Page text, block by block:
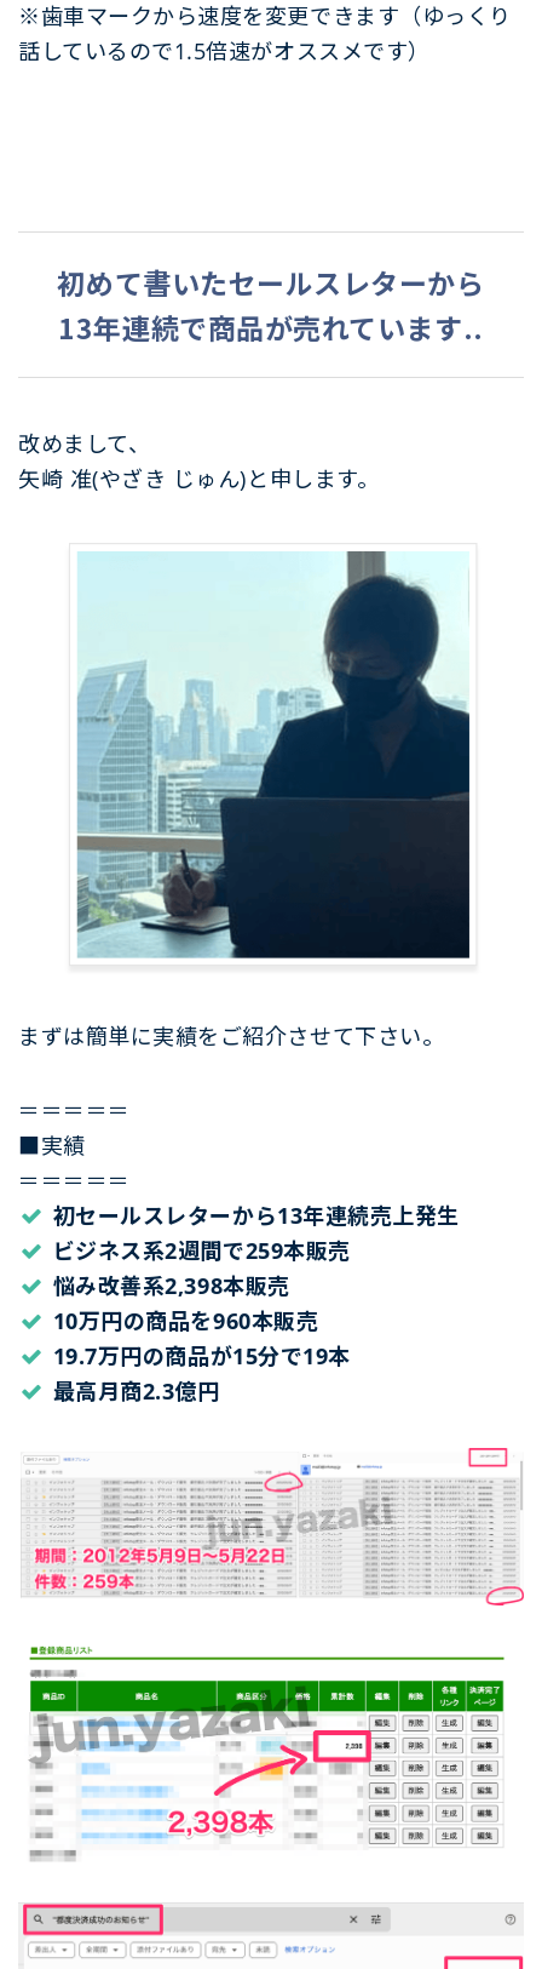
※歯車マークから速度を変更できます（ゆっくり
話しているので1.5倍速がオススメです）
初めて書いたセールスレターから
13年連続で商品が売れています..
改めまして、
矢崎 准(やざき じゅん)と申します。
まずは簡単に実績をご紹介させて下さい。
＝＝＝＝＝
■実績
＝＝＝＝＝
初セールスレターから13年連続売上発生
ビジネス系2週間で259本販売
悩み改善系2,398本販売
10万円の商品を960本販売
19.7万円の商品が15分で19本
最高月商2.3億円